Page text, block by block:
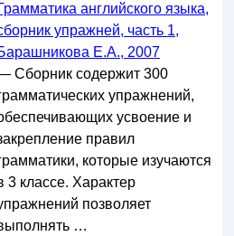
английского языка,
упражней, часть 1,
Е.А., 2007
Сборник содержит 300
упражнений,
усвоение и
правил
которые изучаются
3 классе. Характер
позволяет
…